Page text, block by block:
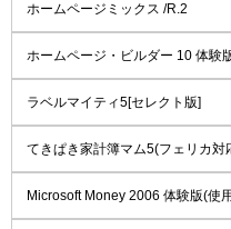
ホームページミックス /R.2
ホームページ・ビルダー 10 体験
ラベルマイティ5[セレクト版]
てきぱき家計簿マム5(フェリカ対
Microsoft Money 2006 体験版(使